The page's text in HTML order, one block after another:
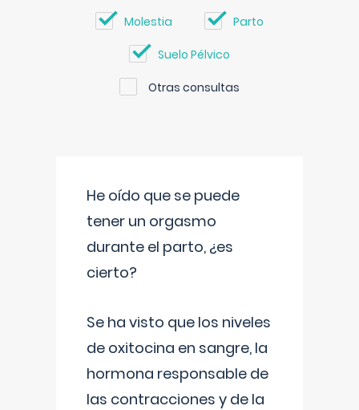
Molestia Parto
Suelo Pélvico
Otras consultas
He oído que se puede
tener un orgasmo
durante el parto, ¿es
cierto?
Se ha visto que los niveles
de oxitocina en sangre, la
hormona responsable de
las contracciones y de la